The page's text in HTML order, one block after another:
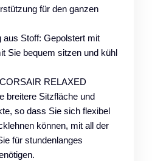
für den ganzen
aus Stoff: Gepolstert mit
Sie bequem sitzen und kühl
RELAXED
breitere Sitzfläche und
so dass Sie sich flexibel
können, mit all der
für stundenlanges